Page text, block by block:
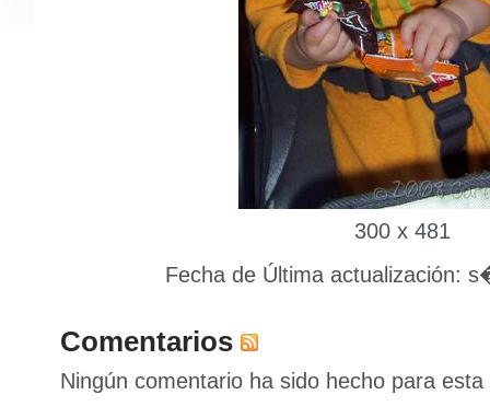
300 x 481
Fecha de Última actualización:
Comentarios
Ningún comentario ha sido hecho para esta